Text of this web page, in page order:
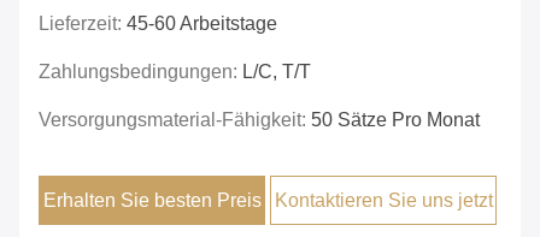
Lieferzeit: 45-60 Arbeitstage
Zahlungsbedingungen: L/C, T/T
Versorgungsmaterial-Fähigkeit: 50 Sätze Pro Monat
Erhalten Sie besten Preis Kontaktieren Sie uns jetzt